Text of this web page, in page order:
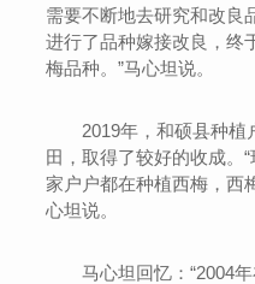
需要不断地去研究和改良
进行了品种嫁接改良，终
梅品种。”马心坦说。
2019年，和硕县种植
田，取得了较好的收成。
家户户都在种植西梅，西
心坦说。
马心坦回忆：“2004年